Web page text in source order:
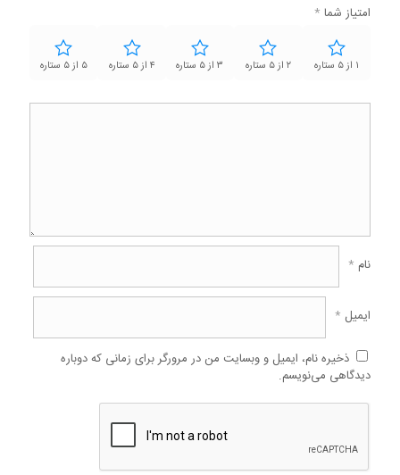
امتیاز شما *
۱ از ۵ ستاره ۲ از ۵ ستاره ۳ از ۵ ستاره ۴ از ۵ ستاره ۵ از ۵ ستاره
نام *
ایمیل *
ذخیره نام، ایمیل و وبسایت من در مرورگر برای زمانی که دوباره
دیدگاهی می‌نویسم.